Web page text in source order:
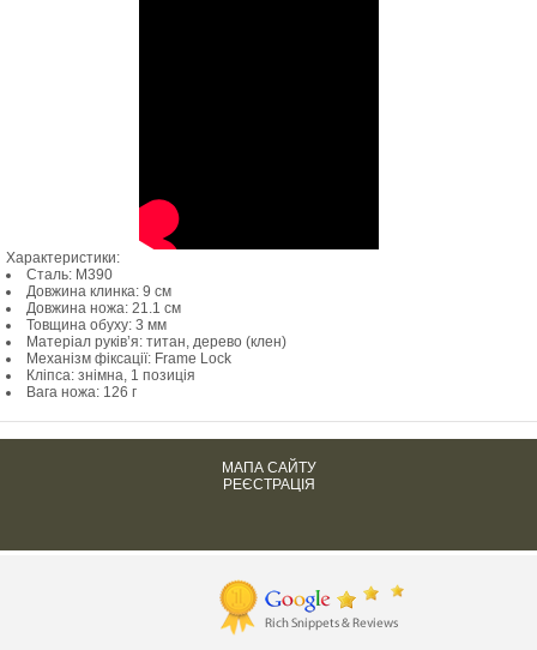
Характеристики:
Сталь: M390
Довжина клинка: 9 см
Довжина ножа: 21.1 см
Товщина обуху: 3 мм
Матеріал руків’я: титан, дерево (клен)
Механізм фіксації: Frame Lock
Кліпса: знімна, 1 позиція
Вага ножа: 126 г
МАПА САЙТУ
РЕЄСТРАЦІЯ